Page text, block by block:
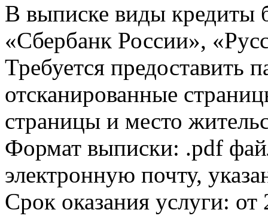
В выписке виды кредиты
«Сбербанк России»,
Требуется предоставить
отсканированные
страницы и место
Формат выписки: .pdf
электронную почту,
Срок оказания услуги: от